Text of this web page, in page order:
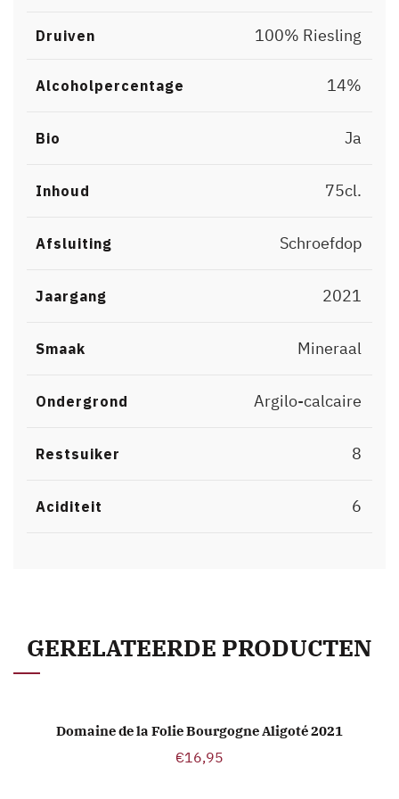
Druiven 100% Riesling
Alcoholpercentage 14%
Bio Ja
Inhoud 75cl.
Afsluiting Schroefdop
Jaargang 2021
Smaak Mineraal
Ondergrond Argilo-calcaire
Restsuiker 8
Aciditeit 6
GERELATEERDE PRODUCTEN
TOEVOEGEN AAN WINKELWAGEN
Domaine de la Folie Bourgogne Aligoté 2021
€16,95